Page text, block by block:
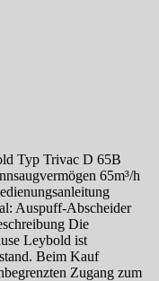
Typ Trivac D 65B
65m³/h
Auspuff-Abscheider
Die
Leybold ist
Beim Kauf
Zugang zum